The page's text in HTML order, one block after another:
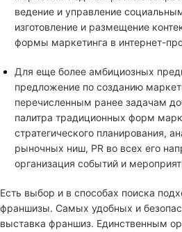
ведение и управление
изготовление и размещение
формы маркетинга в интернет-
Для еще более амбициозных
предложение по созданию
перечисленным ранее задачам
палитра традиционных форм
стратегического планирования,
рыночных ниш, PR во всех его
организация событий и
Есть выбор и в способах поиска
франшизы. Самых удобных и
выставка франшиз. Единственным